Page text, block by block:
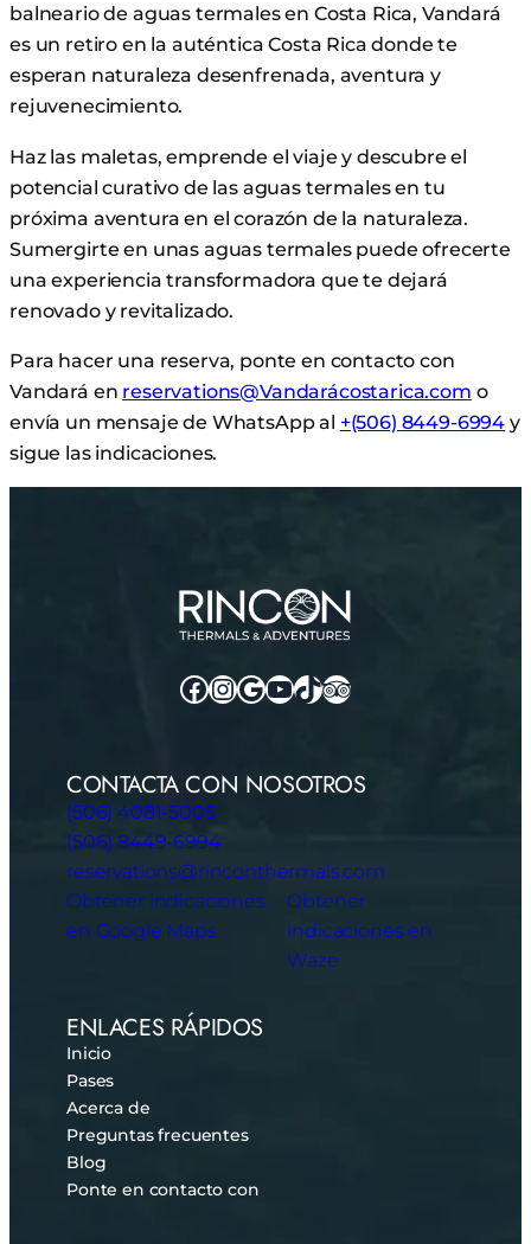
balneario de aguas termales en Costa Rica, Vandará
es un retiro en la auténtica Costa Rica donde te
esperan naturaleza desenfrenada, aventura y
rejuvenecimiento.
Haz las maletas, emprende el viaje y descubre el
potencial curativo de las aguas termales en tu
próxima aventura en el corazón de la naturaleza.
Sumergirte en unas aguas termales puede ofrecerte
una experiencia transformadora que te dejará
renovado y revitalizado.
Para hacer una reserva, ponte en contacto con
Vandará en reservations@Vandarácostarica.com o
envía un mensaje de WhatsApp al +(506) 8449-6994 y
sigue las indicaciones.
Facebook
Instagram
Google
YouTube
TikTok
TripAdvisor
CONTACTA CON NOSOTROS
(506) 4081-5005
(506) 8449-6994
reservations@rinconthermals.com
Obtener indicaciones
en Google Maps
Obtener
indicaciones en
Waze
ENLACES RÁPIDOS
Inicio
Pases
Acerca de
Preguntas frecuentes
Blog
Ponte en contacto con